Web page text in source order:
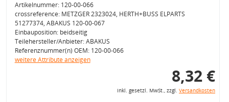
Artikelnummer: 120-00-066
crossreference: METZGER 2323024, HERTH+BUSS ELPARTS
51277374, ABAKUS 120-00-067
Einbauposition: beidseitig
Teilehersteller/Anbieter: ABAKUS
Referenznummer(n) OEM: 120-00-066
weitere Attribute anzeigen
8,32 €
inkl. gesetzl. MwSt., zzgl. Versandkosten